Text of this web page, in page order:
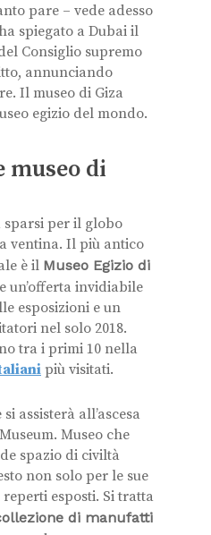
pare – vede adesso
spiegato a Dubai il
Consiglio supremo
annunciando
Il museo di Giza
egizio del mondo.
museo di
sparsi per il globo
ventina. Il più antico
è il Museo Egizio di
un’offerta invidiabile
esposizioni e un
nel solo 2018.
tra i primi 10 nella
più visitati.
assisterà all’ascesa
Museo che
spazio di civiltà
non solo per le sue
esposti. Si tratta
di manufatti